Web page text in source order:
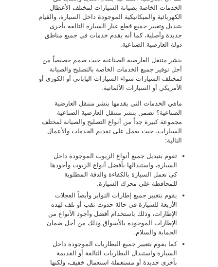
الخدمات الخاصة بصيانة السيارات لمختلف الأعطال
الكهربائية والميكانيكية الموجودة داخل السيارة، والقيام
بتبديل وتغيير جميع قطع غيار السيارة التالفة بأخرى
جديدة وأصلية، كما أنه يقدم خدمات في جميع مناطق
دولة العارضية الصناعية.
بنشر متنقل العارضية الصناعية حيث صمم خصيصاً من
أجل توفير جميع الخدمات الخاصة بالتصليح والصيانة
لمختلف السيارات سواء السيارات الياباني أو الكوري أو
الأمريكي أو السيارات الألمانية.
ماهي الخدمات التي يقدمها بنشر متنقل العارضية
الصناعية؟ تضمن بنشر متنقل العارضية الصناعية
مجموعة كبيرة جداً من أنواع التصليح والصيانة لمختلف
السيارات، حيث يعمل على تقديم الخدمات والأعمال
التالية:
تقوم بتبديل جميع أنواع الزيوت الموجودة داخل
السيارة، واستبدالها بأفضل أنواع الزيوت وأجودها
كى تعمل السيارة بالكفاءة والدقة المطلوبة
للمحافظة على محرك السيارة.
يقوم بتغيير جميع إطارات التواير وأيضاً العجلات
الأربعة للسيارة في حالة حدوث ثقب أو تلف لهذه
الإطارات، وذلك باستخدام أفضل وأجود الأنواع من
الإطارات الموجودة بالأسواق وذلك من أجل ضمان
الحماية والسلام.
كما يقوم بتغيير جميع البطاريات الموجودة داخل
السيارة واستبدال البطاريات التالفة أو القديمة
بأخرى جديدة أو مستعملة استعمال خفيف، ولكنها